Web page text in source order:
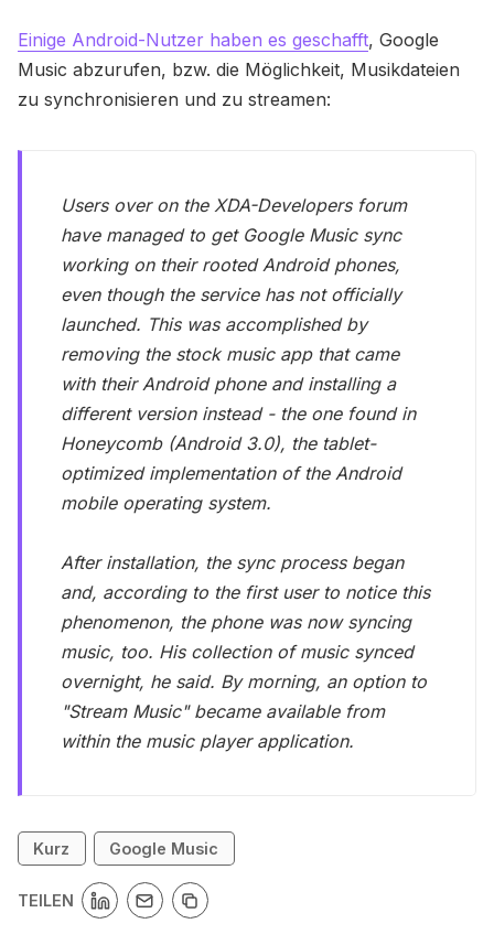
Einige Android-Nutzer haben es geschafft, Google
Music abzurufen, bzw. die Möglichkeit, Musikdateien
zu synchronisieren und zu streamen:
Users over on the XDA-Developers forum
have managed to get Google Music sync
working on their rooted Android phones,
even though the service has not officially
launched. This was accomplished by
removing the stock music app that came
with their Android phone and installing a
different version instead - the one found in
Honeycomb (Android 3.0), the tablet-
optimized implementation of the Android
mobile operating system.
After installation, the sync process began
and, according to the first user to notice this
phenomenon, the phone was now syncing
music, too. His collection of music synced
overnight, he said. By morning, an option to
"Stream Music" became available from
within the music player application.
Kurz Google Music
TEILEN